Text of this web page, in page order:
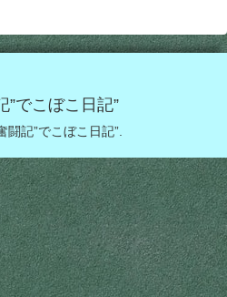
”でこぼこ日記”
闘記”でこぼこ日記”.